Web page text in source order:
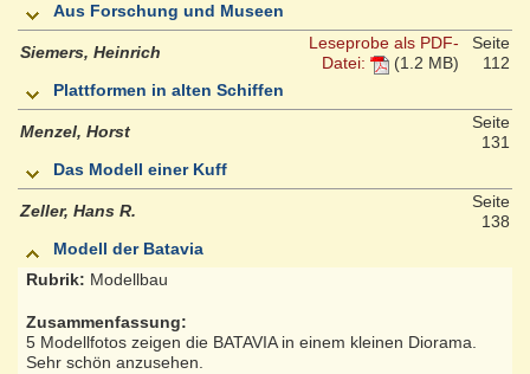
Aus Forschung und Museen
Siemers, Heinrich
Leseprobe als PDF-
Datei:
(1.2 MB)
Seite
112
Plattformen in alten Schiffen
Menzel, Horst
Seite
131
Das Modell einer Kuff
Zeller, Hans R.
Seite
138
Modell der Batavia
Rubrik: Modellbau
Zusammenfassung:
5 Modellfotos zeigen die BATAVIA in einem kleinen Diorama.
Sehr schön anzusehen.